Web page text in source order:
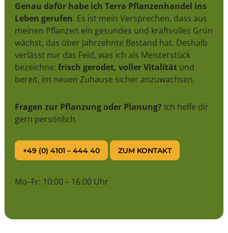
Genau dafür habe ich Terra Pflanzenhandel ins
Leben gerufen. Es ist mein Versprechen, dass aus
meinen Pflanzen ein gesundes und kraftvolles Grün
wächst, das über Jahrzehnte Bestand hat. Deshalb
verlässt nur das Feld, was ich als Meisterstück
bezeichne: frisch gerodet, voller Vitalitätund
bereit, im neuen Zuhause sicher anzuwachsen.
Fragen zur Pflanzung oder Planung? Ich helfe dir
gern persönlich.
+49 (0) 4101 – 444 40 ZUM KONTAKT
Mo–Fr: 10:00 – 16:00 Uhr